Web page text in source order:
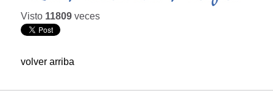
Visto 11809 veces
volver arriba